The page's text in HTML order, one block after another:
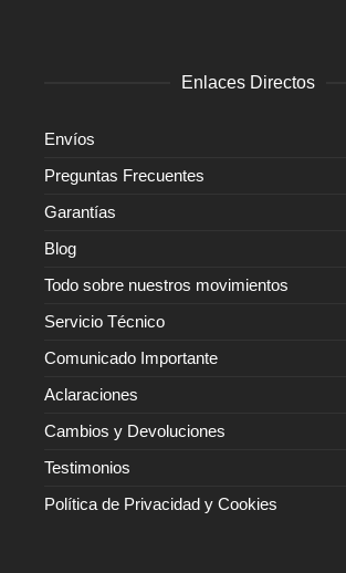
Enlaces Directos
Envíos
Preguntas Frecuentes
Garantías
Blog
Todo sobre nuestros movimientos
Servicio Técnico
Comunicado Importante
Aclaraciones
Cambios y Devoluciones
Testimonios
Política de Privacidad y Cookies